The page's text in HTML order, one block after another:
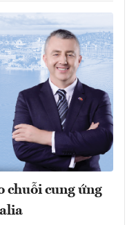
chuỗi cung ứng